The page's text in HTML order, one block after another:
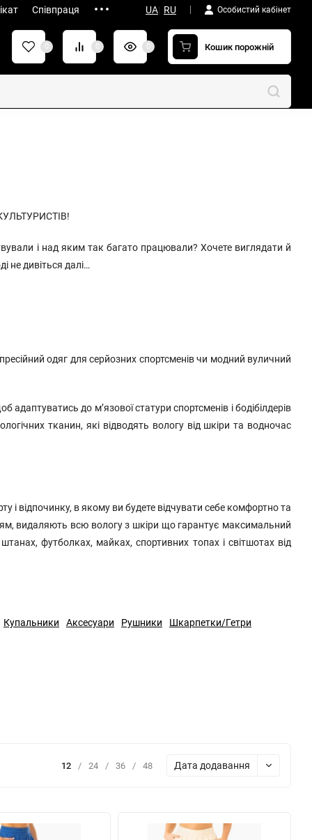
Співпраця UA| RU Особистий кабінет
0 0 0 Кошик порожній
і над яким так багато працювали? Хочете виглядати й
не дивіться далі…
одяг для серйозних спортсменів чи модний вуличний
до м’язової статури спортсменів і бодібілдерів
тканин, які відводять вологу від шкіри та водночас
і відпочинку, в якому ви будете відчувати себе комфортно та
видаляють всю вологу з шкіри що гарантує максимальний
футболках, майках, спортивних топах і світшотах від
Купальники Аксесуари Рушники Шкарпетки/Гетри
12 / 24 / 36 / 48 Дата додавання